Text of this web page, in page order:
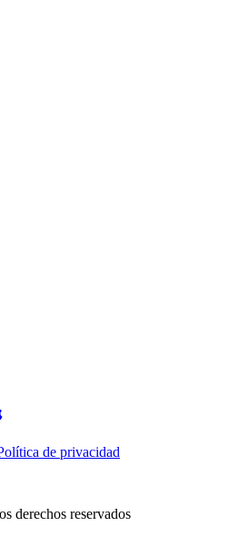
de privacidad
derechos reservados